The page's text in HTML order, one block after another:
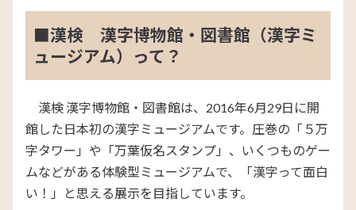
■漢検 漢字博物館・図書館（漢字ミ
ュージアム）って？
漢検 漢字博物館・図書館は、2016年6月29日に開
館した日本初の漢字ミュージアムです。圧巻の「５万
字タワー」や「万葉仮名スタンプ」、いくつものゲー
ムなどがある体験型ミュージアムで、「漢字って面白
い！」と思える展示を目指しています。